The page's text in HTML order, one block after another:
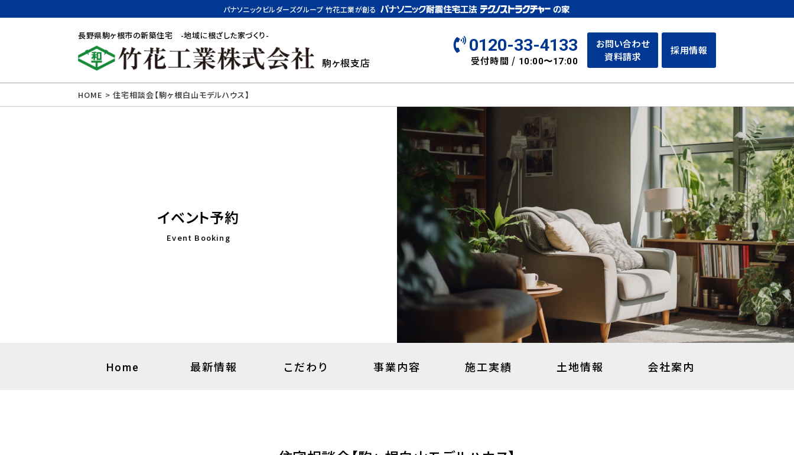
パナソニックビルダーズグループ 竹花工業が創る
長野県駒ヶ根市の新築住宅 -地域に根ざした家づくり-
駒ヶ根支店
0120-33-4133
受付時間 / 10:00〜17:00
お問い合わせ
資料請求
採用情報
HOME > 住宅相談会【駒ヶ根白山モデルハウス】
イベント予約
Event Booking
Home 最新情報 こだわり 事業内容 施工実績 土地情報 会社案内